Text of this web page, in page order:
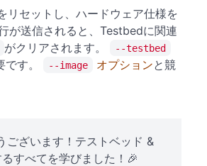
リセットし、ハードウェア仕様を
が送信されると、Testbedに関連
がクリアされます。 --testbed
です。 --image オプションと競
ございます！テストベッド &
すべてを学びました！🎉